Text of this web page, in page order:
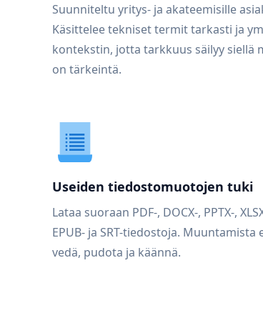
Suunniteltu yritys- ja akateemisille
Käsittelee tekniset termit tarkasti ja
kontekstin, jotta tarkkuus säilyy siellä
on tärkeintä.
Useiden tiedostomuotojen tuki
Lataa suoraan PDF-, DOCX-, PPTX-,
EPUB- ja SRT-tiedostoja. Muuntamista
vedä, pudota ja käännä.